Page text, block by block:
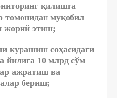
қилишга
томонидан муқобил
жорий этиш;
курашиш соҳасидаги
йилига 10 млрд сўм
ажратиш ва
бериш;